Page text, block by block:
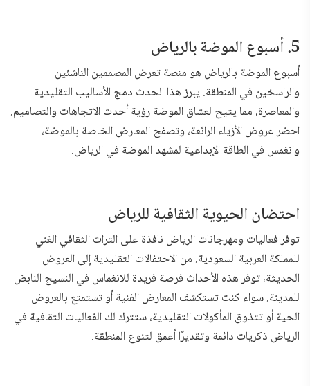
5. أسبوع الموضة بالرياض
أسبوع الموضة بالرياض هو منصة تعرض المصممين الناشئين
والراسخين في المنطقة. يبرز هذا الحدث دمج الأساليب التقليدية
والمعاصرة، مما يتيح لعشاق الموضة رؤية أحدث الاتجاهات والتصاميم.
احضر عروض الأزياء الرائعة، وتصفح المعارض الخاصة بالموضة،
وانغمس في الطاقة الإبداعية لمشهد الموضة في الرياض.
احتضان الحيوية الثقافية للرياض
توفر فعاليات ومهرجانات الرياض نافذة على التراث الثقافي الغني
للمملكة العربية السعودية. من الاحتفالات التقليدية إلى العروض
الحديثة، توفر هذه الأحداث فرصة فريدة للانغماس في النسيج النابض
للمدينة. سواء كنت تستكشف المعارض الفنية أو تستمتع بالعروض
الحية أو تتذوق المأكولات التقليدية، ستترك لك الفعاليات الثقافية في
الرياض ذكريات دائمة وتقديرًا أعمق لتنوع المنطقة.